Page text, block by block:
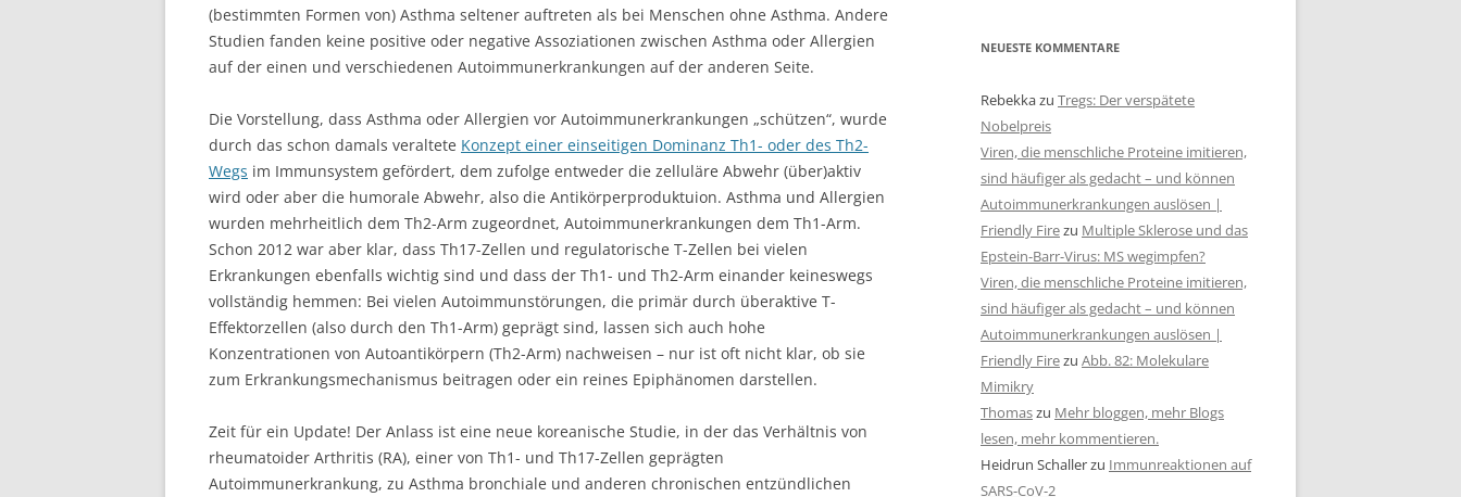
(bestimmten Formen von) Asthma seltener auftreten als bei Menschen ohne Asthma. Andere
Studien fanden keine positive oder negative Assoziationen zwischen Asthma oder Allergien
auf der einen und verschiedenen Autoimmunerkrankungen auf der anderen Seite.
Die Vorstellung, dass Asthma oder Allergien vor Autoimmunerkrankungen „schützen“, wurde
durch das schon damals veraltete Konzept einer einseitigen Dominanz Th1- oder des Th2-
Wegs im Immunsystem gefördert, dem zufolge entweder die zelluläre Abwehr (über)aktiv
wird oder aber die humorale Abwehr, also die Antikörperproduktuion. Asthma und Allergien
wurden mehrheitlich dem Th2-Arm zugeordnet, Autoimmunerkrankungen dem Th1-Arm.
Schon 2012 war aber klar, dass Th17-Zellen und regulatorische T-Zellen bei vielen
Erkrankungen ebenfalls wichtig sind und dass der Th1- und Th2-Arm einander keineswegs
vollständig hemmen: Bei vielen Autoimmunstörungen, die primär durch überaktive T-
Effektorzellen (also durch den Th1-Arm) geprägt sind, lassen sich auch hohe
Konzentrationen von Autoantikörpern (Th2-Arm) nachweisen – nur ist oft nicht klar, ob sie
zum Erkrankungsmechanismus beitragen oder ein reines Epiphänomen darstellen.
Zeit für ein Update! Der Anlass ist eine neue koreanische Studie, in der das Verhältnis von
rheumatoider Arthritis (RA), einer von Th1- und Th17-Zellen geprägten
Autoimmunerkrankung, zu Asthma bronchiale und anderen chronischen entzündlichen
NEUESTE KOMMENTARE
Rebekkazu Tregs: Der verspätete
Nobelpreis
Viren, die menschliche Proteine imitieren,
sind häufiger als gedacht – und können
Autoimmunerkrankungen auslösen |
Friendly Firezu Multiple Sklerose und das
Epstein-Barr-Virus: MS wegimpfen?
Viren, die menschliche Proteine imitieren,
sind häufiger als gedacht – und können
Autoimmunerkrankungen auslösen |
Friendly Firezu Abb. 82: Molekulare
Mimikry
Thomaszu Mehr bloggen, mehr Blogs
lesen, mehr kommentieren.
Heidrun Schallerzu Immunreaktionen auf
SARS-CoV-2